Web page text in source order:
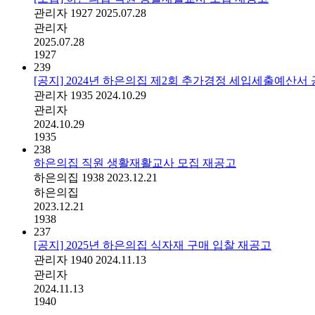
관리자 1927 2025.07.28
관리자
2025.07.28
1927
239
[공지] 2024년 하은의집 제2회 추가경정 세입세출예산서
관리자 1935 2024.10.29
관리자
2024.10.29
1935
238
하은의집 직원 생활재활교사 모집 재공고
하은의집 1938 2023.12.21
하은의집
2023.12.21
1938
237
[공지] 2025년 하은의집 식자재 구매 입찰 재공고
관리자 1940 2024.11.13
관리자
2024.11.13
1940